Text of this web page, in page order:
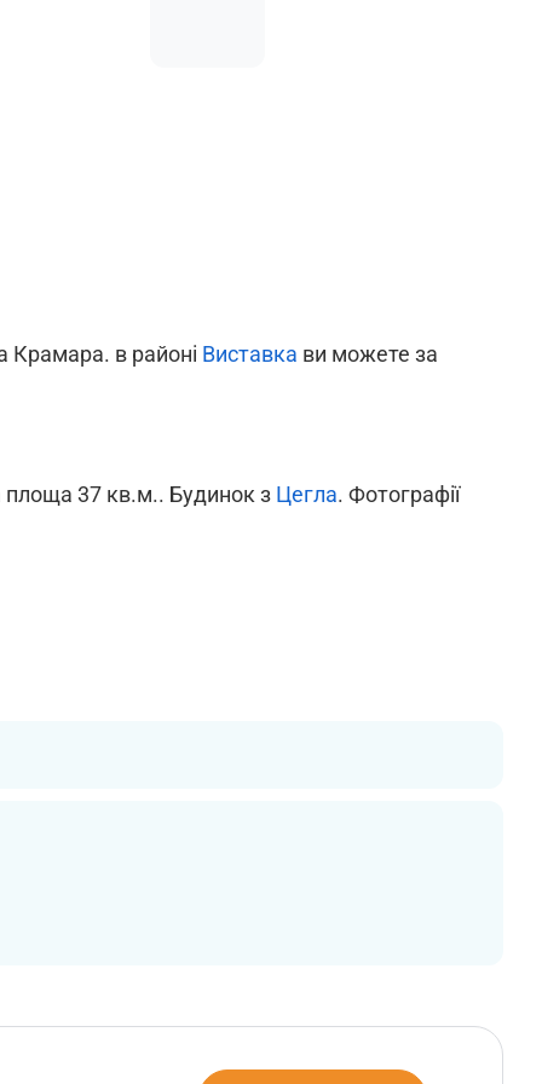
Крамара. в районі Виставка ви можете за
площа 37 кв.м.. Будинок з Цегла. Фотографії